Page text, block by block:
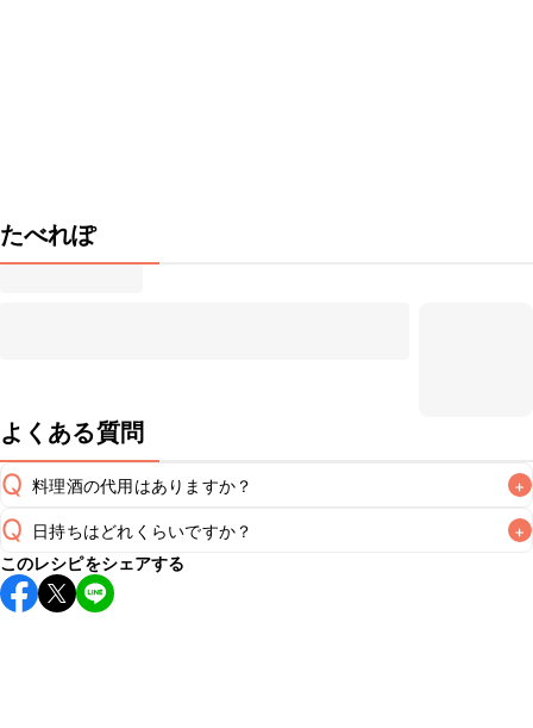
たべれぽ
よくある質問
Q 料理酒の代用はありますか？ +
A
Q 日持ちはどれくらいですか？ +
こちらのレシピは出来たてをお召し上がりいただくことをお
すすめします。
このレシピをシェアする